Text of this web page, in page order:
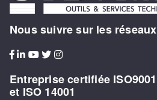
Nous suivre sur les réseaux
Entreprise certifiée ISO9001
et ISO 14001